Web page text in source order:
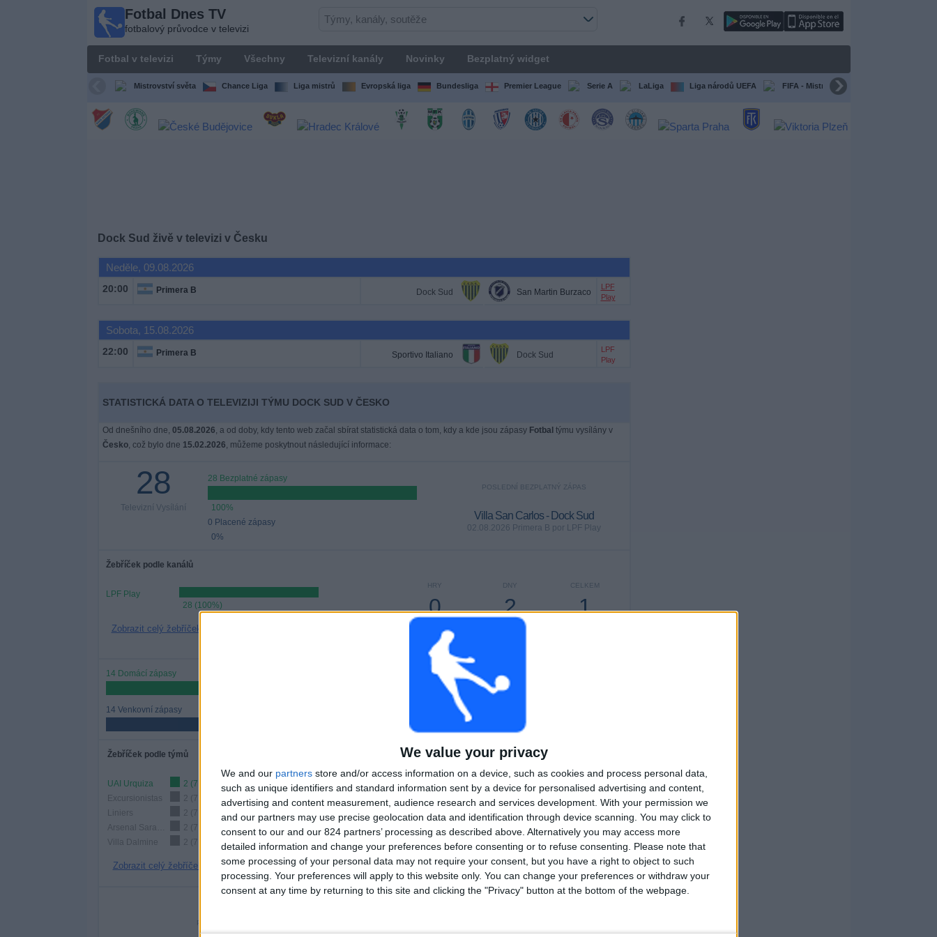
We value your privacy
We and our partners store and/or access information on a device, such as cookies and process personal data,
such as unique identifiers and standard information sent by a device for personalised advertising and content,
advertising and content measurement, audience research and services development. With your permission we
and our partners may use precise geolocation data and identification through device scanning. You may click to
consent to our and our 824 partners’ processing as described above. Alternatively you may access more
detailed information and change your preferences before consenting or to refuse consenting.
Please note that
some processing of your personal data may not require your consent, but you have a right to object to such
processing. Your preferences will apply to this website only. You can change your preferences or withdraw your
consent at any time by returning to this site and clicking the "Privacy" button at the bottom of the webpage.
Fotbal Dnes TV
fotbalový průvodce v televizi
Fotbal v televizi Týmy Všechny Televizní kanály Novinky Bezplatný widget
Mistrovství světa Chance Liga Liga mistrů Evropská liga Bundesliga Premier League Serie A LaLiga Liga národů UEFA FIFA - Mistrovství světa klubů
Dock Sud živě v televizi v Česku
Neděle, 09.08.2026
20:00 Primera B Dock Sud San Martin Burzaco
LPF
Play
Sobota, 15.08.2026
22:00 Primera B Sportivo Italiano Dock Sud
LPF
Play
STATISTICKÁ DATA O TELEVIZIJI TÝMU DOCK SUD V ČESKO
Od dnešního dne, 05.08.2026, a od doby, kdy tento web začal sbírat statistická data o tom, kdy a kde jsou zápasy Fotbal týmu vysílány v
Česko, což bylo dne 15.02.2026, můžeme poskytnout následující informace:
28
Televizní Vysílání
28 Bezplatné zápasy
100%
0 Placené zápasy
0%
POSLEDNÍ BEZPLATNÝ ZÁPAS
Villa San Carlos - Dock Sud
02.08.2026 Primera B por LPF Play
Žebříček podle kanálů
LPF Play
28 (100%)
Zobrazit celý žebříček
CELKEM
1
DNY
2
HRY
0
Po sobě jdoucí
placené
14 Domácí zápasy
14 Venkovní zápasy
VS UAI Urquiza
CELKEM
Soutěže
Žebříček podle týmů
UAI Urquiza
2 (7,14%)
Excursionistas
2 (7,14%)
Liniers
2 (7,14%)
2 (7,14%)
Villa Dalmine
2 (7,14%)
Zobrazit celý žebříček
Žebříček podle soutěží
Primera B 28 (100%)
Zobrazit celý žebříček
PONDĚLÍ